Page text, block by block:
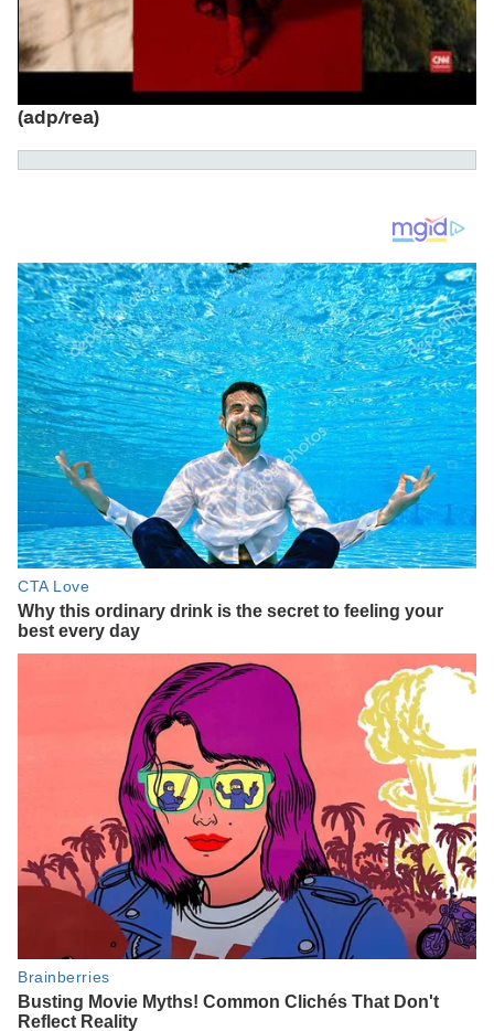
(adp/rea)